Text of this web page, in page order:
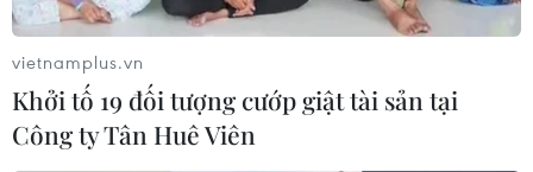
vietnamplus.vn
Khởi tố 19 đối tượng cướp giật tài sản tại
Công ty Tân Huê Viên